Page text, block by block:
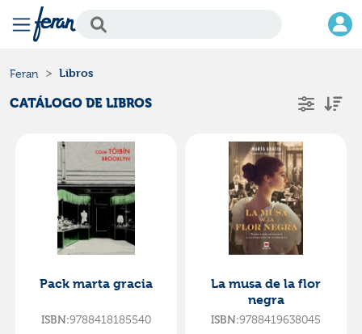
Feran Libros
CATÁLOGO DE LIBROS
Pack marta gracia
ISBN:9788418185540
La musa de la flor
negra
ISBN:9788419638045